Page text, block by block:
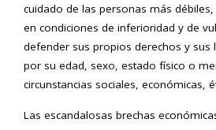
cuidado de las personas más
en condiciones de inferioridad y de
defender sus propios derechos y sus
por su edad, sexo, estado físico o
circunstancias sociales, económicas,
Las escandalosas brechas